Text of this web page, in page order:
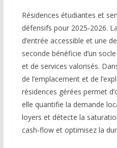
Résidences étudiantes et
défensifs pour 2025‑2026.
d’entrée accessible et une
seconde bénéficie d’un
et de services valorisés.
de l’emplacement et de
résidences gérées permet
elle quantifie la demande
loyers et détecte la
cash‑flow et optimisez la